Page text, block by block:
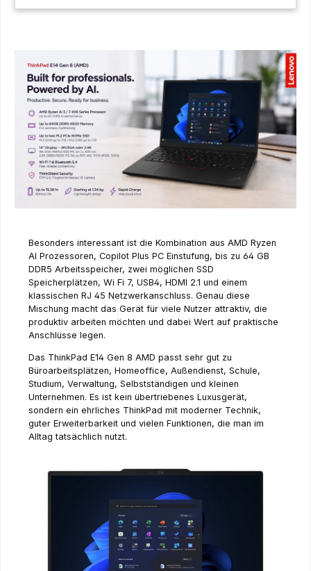
Besonders interessant ist die Kombination aus AMD Ryzen
AI Prozessoren, Copilot Plus PC Einstufung, bis zu 64 GB
DDR5 Arbeitsspeicher, zwei möglichen SSD
Speicherplätzen, Wi Fi 7, USB4, HDMI 2.1 und einem
klassischen RJ 45 Netzwerkanschluss. Genau diese
Mischung macht das Gerät für viele Nutzer attraktiv, die
produktiv arbeiten möchten und dabei Wert auf praktische
Anschlüsse legen.
Das ThinkPad E14 Gen 8 AMD passt sehr gut zu
Büroarbeitsplätzen, Homeoffice, Außendienst, Schule,
Studium, Verwaltung, Selbstständigen und kleinen
Unternehmen. Es ist kein übertriebenes Luxusgerät,
sondern ein ehrliches ThinkPad mit moderner Technik,
guter Erweiterbarkeit und vielen Funktionen, die man im
Alltag tatsächlich nutzt.